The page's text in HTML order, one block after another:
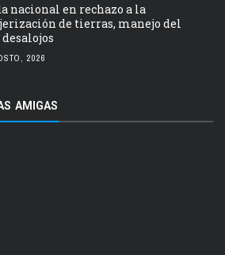
nacional en rechazo a la
de tierras, manejo del
desalojos
2026
AMIGAS